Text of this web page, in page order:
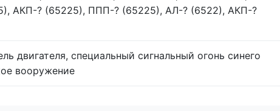
АКП-? (65225), ППП-? (65225), АЛ-? (6522), АКП-?
двигателя, специальный сигнальный огонь синего
вооружение